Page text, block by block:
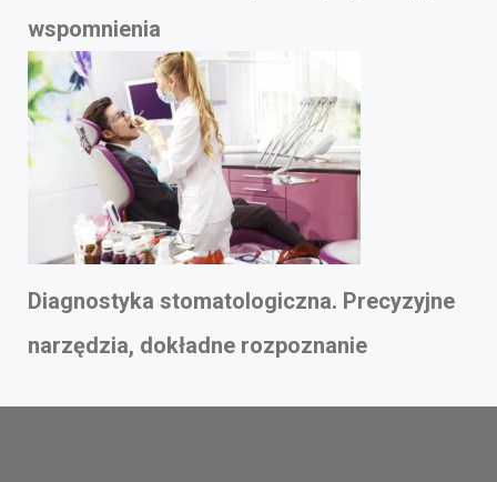
wspomnienia
Diagnostyka stomatologiczna. Precyzyjne
narzędzia, dokładne rozpoznanie